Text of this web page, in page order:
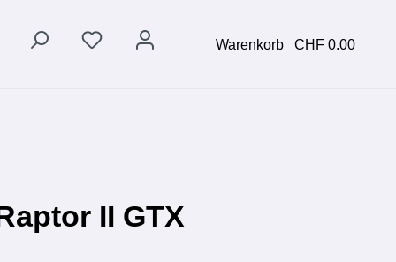
Warenkorb CHF 0.00
II GTX